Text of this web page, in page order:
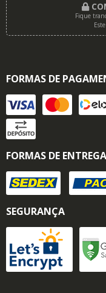
Fique
FORMAS DE
FORMAS DE ENTREGA
SEGURANÇA